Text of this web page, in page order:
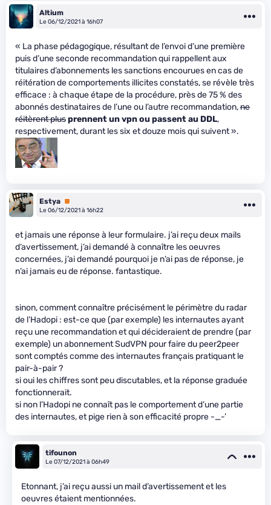
Altium
Le 06/12/2021 à 16h07
« La phase pédagogique, résultant de l’envoi d’une première
puis d’une seconde recommandation qui rappellent aux
titulaires d’abonnements les sanctions encourues en cas de
réitération de comportements illicites constatés, se révèle très
efficace : à chaque étape de la procédure, près de 75 % des
abonnés destinataires de l’une ou l’autre recommandation,ne
réitèrent plusprennent un vpn ou passent au DDL,
respectivement, durant les six et douze mois qui suivent ».
Estya Premium
Le 06/12/2021 à 16h22
et jamais une réponse à leur formulaire. j’ai reçu deux mails
d’avertissement, j’ai demandé à connaître les oeuvres
concernées, j’ai demandé pourquoi je n’ai pas de réponse, je
n’ai jamais eu de réponse. fantastique.
sinon, comment connaître précisément le périmètre du radar
de l’Hadopi : est-ce que (par exemple) les internautes ayant
reçu une recommandation et qui décideraient de prendre (par
exemple) un abonnement SudVPN pour faire du peer2peer
sont comptés comme des internautes français pratiquant le
pair-à-pair ?
si oui les chiffres sont peu discutables, et la réponse graduée
fonctionnerait.
si non l’Hadopi ne connaît pas le comportement d’une partie
des internautes, et pige rien à son efficacité propre -_-’
tifounon
Le 07/12/2021 à 06h49
Etonnant, j’ai reçu aussi un mail d’avertissement et les
oeuvres étaient mentionnées.